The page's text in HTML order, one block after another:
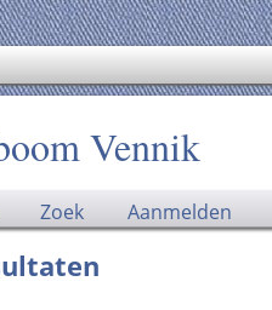
Vennik
Zoek Aanmelden